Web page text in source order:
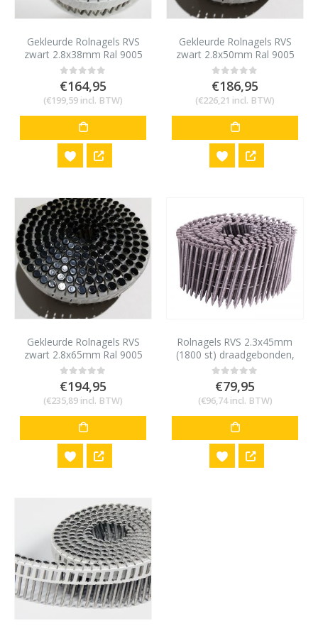
Gekleurde Rolnagels RVS
zwart 2.8x38mm Ral 9005
1200 stuks
0out of 5
€164,95
(€199,59 incl. BTW)
Gekleurde Rolnagels RVS
zwart 2.8x50mm Ral 9005
1200 stuks
0out of 5
€186,95
(€226,21 incl. BTW)
Gekleurde Rolnagels RVS
zwart 2.8x65mm Ral 9005
1200 stuks
0out of 5
€194,95
(€235,89 incl. BTW)
Rolnagels RVS 2.3x45mm
(1800 st) draadgebonden,
bolkop, vlakke rol.
0out of 5
€79,95
(€96,74incl. BTW)